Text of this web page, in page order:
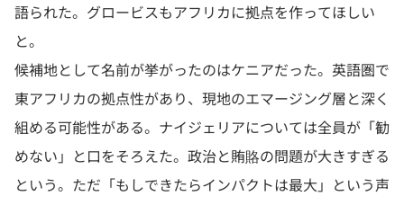
語られた。グロービスもアフリカに拠点を作ってほしい
と。
候補地として名前が挙がったのはケニアだった。英語圏で
東アフリカの拠点性があり、現地のエマージング層と深く
組める可能性がある。ナイジェリアについては全員が「勧
めない」と口をそろえた。政治と賄賂の問題が大きすぎる
という。ただ「もしできたらインパクトは最大」という声